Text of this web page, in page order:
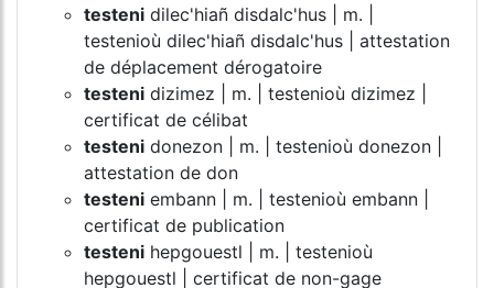
testeni dilec'hiañ disdalc'hus | m. |
testenioù dilec'hiañ disdalc'hus | attestation
de déplacement dérogatoire
testeni dizimez | m. | testenioù dizimez |
certificat de célibat
testeni donezon | m. | testenioù donezon |
attestation de don
testeni embann | m. | testenioù embann |
certificat de publication
testeni hepgouestl | m. | testenioù
hepgouestl | certificat de non-gage